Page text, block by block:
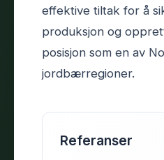
effektive tiltak for å
produksjon og
posisjon som en av
jordbærregioner.
Referanser